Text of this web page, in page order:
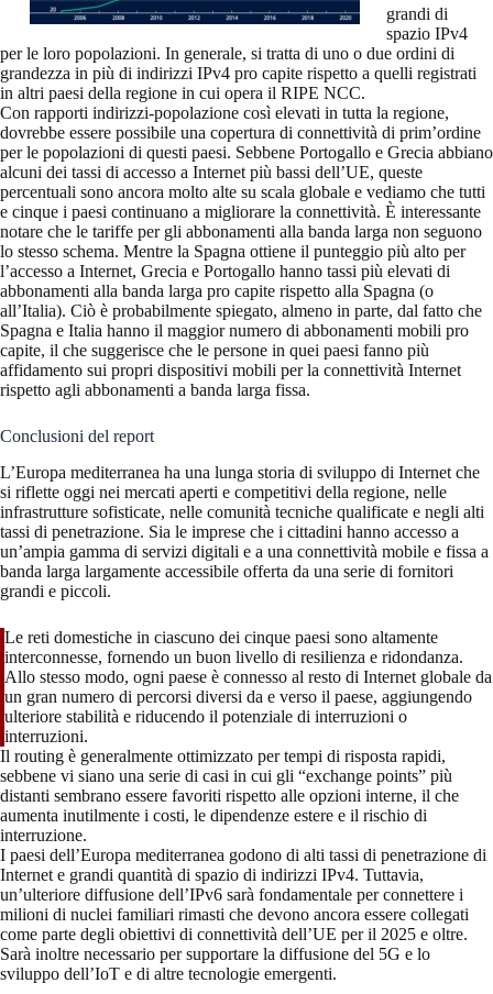
grandi di
spazio IPv4
per le loro popolazioni. In generale, si tratta di uno o due ordini di
grandezza in più di indirizzi IPv4 pro capite rispetto a quelli registrati
in altri paesi della regione in cui opera il RIPE NCC.
Con rapporti indirizzi-popolazione così elevati in tutta la regione,
dovrebbe essere possibile una copertura di connettività di prim’ordine
per le popolazioni di questi paesi. Sebbene Portogallo e Grecia abbiano
alcuni dei tassi di accesso a Internet più bassi dell’UE, queste
percentuali sono ancora molto alte su scala globale e vediamo che tutti
e cinque i paesi continuano a migliorare la connettività. È interessante
notare che le tariffe per gli abbonamenti alla banda larga non seguono
lo stesso schema. Mentre la Spagna ottiene il punteggio più alto per
l’accesso a Internet, Grecia e Portogallo hanno tassi più elevati di
abbonamenti alla banda larga pro capite rispetto alla Spagna (o
all’Italia). Ciò è probabilmente spiegato, almeno in parte, dal fatto che
Spagna e Italia hanno il maggior numero di abbonamenti mobili pro
capite, il che suggerisce che le persone in quei paesi fanno più
affidamento sui propri dispositivi mobili per la connettività Internet
rispetto agli abbonamenti a banda larga fissa.
Conclusioni del report
L’Europa mediterranea ha una lunga storia di sviluppo di Internet che
si riflette oggi nei mercati aperti e competitivi della regione, nelle
infrastrutture sofisticate, nelle comunità tecniche qualificate e negli alti
tassi di penetrazione. Sia le imprese che i cittadini hanno accesso a
un’ampia gamma di servizi digitali e a una connettività mobile e fissa a
banda larga largamente accessibile offerta da una serie di fornitori
grandi e piccoli.
Le reti domestiche in ciascuno dei cinque paesi sono altamente
interconnesse, fornendo un buon livello di resilienza e ridondanza.
Allo stesso modo, ogni paese è connesso al resto di Internet globale da
un gran numero di percorsi diversi da e verso il paese, aggiungendo
ulteriore stabilità e riducendo il potenziale di interruzioni o
interruzioni.
Il routing è generalmente ottimizzato per tempi di risposta rapidi,
sebbene vi siano una serie di casi in cui gli “exchange points” più
distanti sembrano essere favoriti rispetto alle opzioni interne, il che
aumenta inutilmente i costi, le dipendenze estere e il rischio di
interruzione.
I paesi dell’Europa mediterranea godono di alti tassi di penetrazione di
Internet e grandi quantità di spazio di indirizzi IPv4. Tuttavia,
un’ulteriore diffusione dell’IPv6 sarà fondamentale per connettere i
milioni di nuclei familiari rimasti che devono ancora essere collegati
come parte degli obiettivi di connettività dell’UE per il 2025 e oltre.
Sarà inoltre necessario per supportare la diffusione del 5G e lo
sviluppo dell’IoT e di altre tecnologie emergenti.